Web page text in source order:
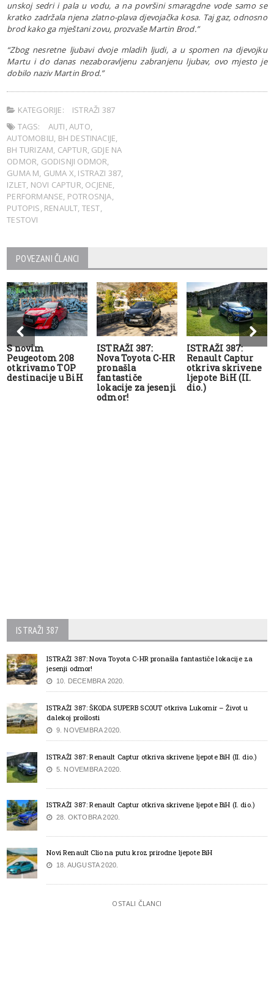
unskoj sedri i pala u vodu, a na površini smaragdne vode samo se
kratko zadržala njena zlatno-plava djevojačka kosa. Taj gaz, odnosno
brod kako ga mještani zovu, prozvaše Martin Brod.”
“Zbog nesretne ljubavi dvoje mladih ljudi, a u spomen na djevojku
Martu i do danas nezaboravljenu zabranjenu ljubav, ovo mjesto je
dobilo naziv Martin Brod.”
KATEGORIJE:
ISTRAŽI 387
TAGS:
AUTI,AUTO,
AUTOMOBILI, BH DESTINACIJE,
BH TURIZAM, CAPTUR, GDJE NA
ODMOR, GODISNJI ODMOR,
GUMA M, GUMA X, ISTRAZI 387,
IZLET, NOVI CAPTUR, OCJENE,
PERFORMANSE, POTROSNJA,
PUTOPIS, RENAULT, TEST,
TESTOVI
POVEZANI ČLANCI
S novim
Peugeotom 208
otkrivamo TOP
destinacije u BiH
ISTRAŽI 387:
Nova Toyota C-HR
pronašla
fantastiče
lokacije za jesenji
odmor!
ISTRAŽI 387:
Renault Captur
otkriva skrivene
ljepote BiH (II.
dio.)
ISTRAŽI 387
ISTRAŽI 387: Nova Toyota C-HR pronašla fantastiče lokacije za
jesenji odmor!
10. DECEMBRA 2020.
ISTRAŽI 387: ŠKODA SUPERB SCOUT otkriva Lukomir – Život u
dalekoj prošlosti
9. NOVEMBRA 2020.
ISTRAŽI 387: Renault Captur otkriva skrivene ljepote BiH (II. dio.)
5. NOVEMBRA 2020.
ISTRAŽI 387: Renault Captur otkriva skrivene ljepote BiH (I. dio.)
28. OKTOBRA 2020.
Novi Renault Clio na putu kroz prirodne ljepote BiH
18. AUGUSTA 2020.
OSTALI ČLANCI